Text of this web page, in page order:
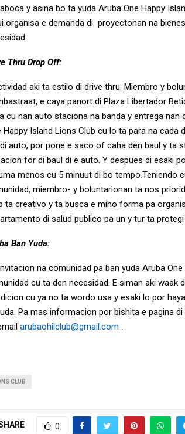
y asina bo ta yuda Aruba One Happy
organisa e demanda di proyectonan na
Thru Drop Off:
aki ta estilo di drive thru. Miembro y
e caya panort di Plaza Libertador
cu nan auto staciona na banda y entrega
Happy Island Lions Club cu lo ta para na
auto, por pone e saco of caha den baul y ta
for di baul di e auto. Y despues di esaki
menos cu 5 minuut di bo tempo.Teniendo
miembro- y boluntarionan ta nos
ta creativo y ta busca e miho forma pa
di salud publico pa un y tur ta protegi
Ban Yuda:
na comunidad pa ban yuda Aruba
cu ta den necesidad. E siman aki
cu ya no ta wordo usa y esaki lo por
Pa mas informacion por bishita e pagina
arubaohilclub@gmail.com
CLUB
0